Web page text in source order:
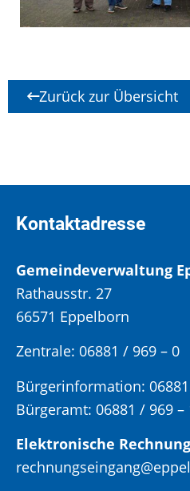
Zurück zur Übersicht
Kontaktadresse
Gemeindeverwaltung
Rathausstr. 27
66571 Eppelborn
Zentrale: 06881 / 969 – 0
Bürgerinformation:
Bürgeramt: 06881 / 969 –
Elektronische